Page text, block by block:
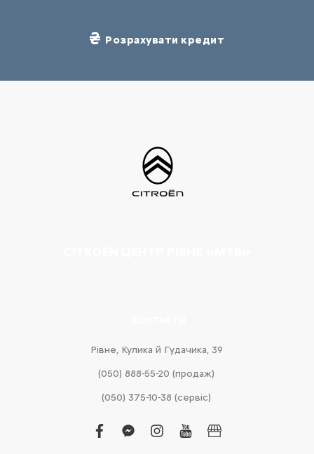
Розрахувати кредит
Рівне, Кулика й Гудачика, 39
(050) 888-55-20 (продаж)
(050) 375-10-38 (сервіс)
facebook
facebook-
instagram
youtubebusiness